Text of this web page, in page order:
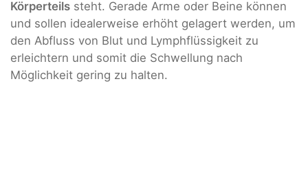
Körperteils steht. Gerade Arme oder Beine können
und sollen idealerweise erhöht gelagert werden, um
den Abfluss von Blut und Lymphflüssigkeit zu
erleichtern und somit die Schwellung nach
Möglichkeit gering zu halten.